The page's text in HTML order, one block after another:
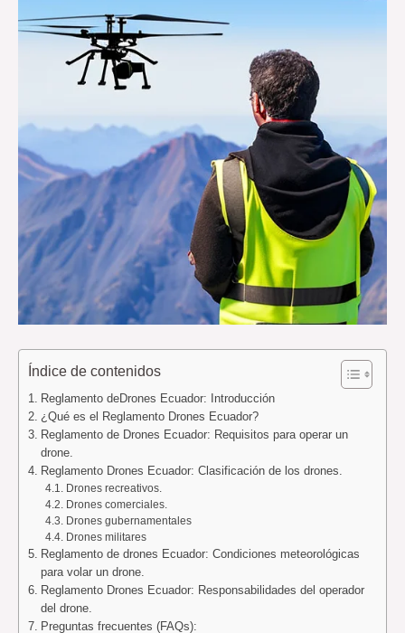
Índice de contenidos
Reglamento deDrones Ecuador: Introducción
¿Qué es el Reglamento Drones Ecuador?
Reglamento de Drones Ecuador: Requisitos para operar un
drone.
Reglamento Drones Ecuador: Clasificación de los drones.
Drones recreativos.
Drones comerciales.
Drones gubernamentales
Drones militares
Reglamento de drones Ecuador: Condiciones meteorológicas
para volar un drone.
Reglamento Drones Ecuador: Responsabilidades del operador
del drone.
Preguntas frecuentes (FAQs):